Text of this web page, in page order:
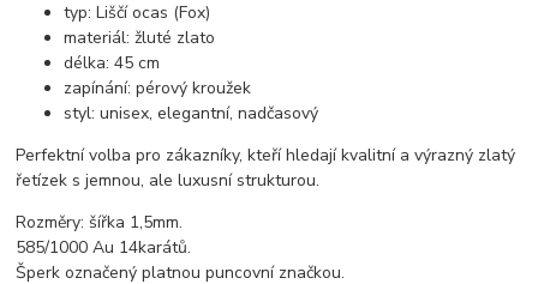
typ: Liščí ocas (Fox)
materiál: žluté zlato
délka: 45 cm
zapínání: pérový kroužek
styl: unisex, elegantní, nadčasový
Perfektní volba pro zákazníky, kteří hledají kvalitní a výrazný zlatý
řetízek s jemnou, ale luxusní strukturou.
Rozměry: šířka 1,5mm.
585/1000 Au 14karátů.
Šperk označený platnou puncovní značkou.